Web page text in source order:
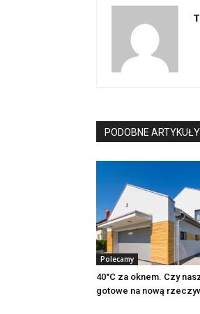
PODOBNE ARTYKUŁY
Polecamy
40°C za oknem. Czy
gotowe na nową